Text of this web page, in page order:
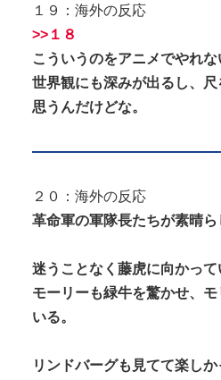
１９：海外の反応
>>１８
こういうのをアニメでやれな
世界観にも深みが出るし、
思うんだけどな。
２０：海外の反応
革命軍の軍隊長たちが素晴ら
迷うことなく藤虎に向かって
モーリーも緑牛を驚かせ、
いる。
リンドバーグも見てて楽し